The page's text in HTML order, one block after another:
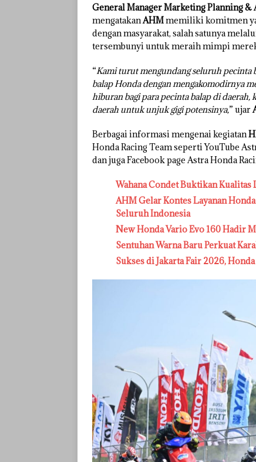
General Manager Marketing Planning
mengatakanAHMmemiliki komitmen
dengan masyarakat, salah satunya
tersembunyi untuk meraih mimpi
“Kami turut mengundang seluruh pecinta
balap Honda dengan mengakomodirnya
hiburan bagi para pecinta balap di
daerah untuk unjuk gigi potensinya,” ujar
Berbagai informasi mengenai kegiatan
Honda Racing Team seperti YouTube
dan juga Facebook page Astra Honda
Wahana Condet Buktikan
AHM Gelar Kontes Layanan
Seluruh Indonesia
New Honda Vario Evo 160 Hadir
Sentuhan Warna Baru Perkuat
Sukses di Jakarta Fair 2026,